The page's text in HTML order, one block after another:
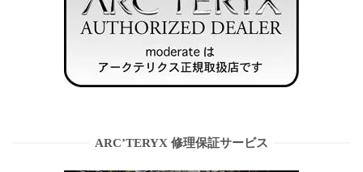
ARC’TERYX 修理保証サービス